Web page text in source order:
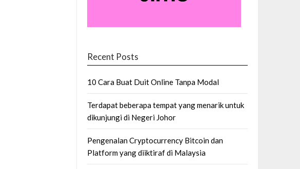
Recent Posts
10 Cara Buat Duit Online Tanpa Modal
Terdapat beberapa tempat yang menarik untuk
dikunjungi di Negeri Johor
Pengenalan Cryptocurrency Bitcoin dan
Platform yang diiktiraf di Malaysia